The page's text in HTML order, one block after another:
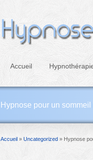
Accueil
Hypnose pour un
Accueil » Uncategorized » Hypnose